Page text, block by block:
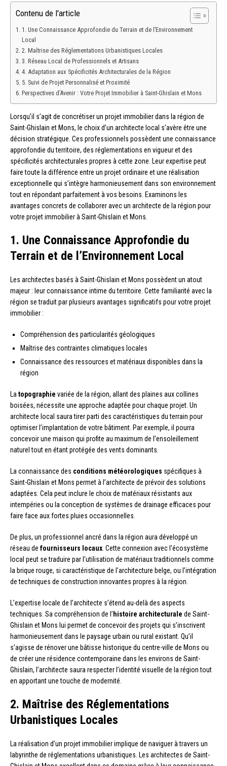
Contenu de l'article
1. Une Connaissance Approfondie du Terrain et de l’Environnement
Local
2. Maîtrise des Réglementations Urbanistiques Locales
3. Réseau Local de Professionnels et Artisans
4. Adaptation aux Spécificités Architecturales de la Région
5. Suivi de Projet Personnalisé et Proximité
Perspectives d’Avenir : Votre Projet Immobilier à Saint-Ghislain et Mons
Lorsqu’il s’agit de concrétiser un projet immobilier dans la région de
Saint-Ghislain et Mons, le choix d’un architecte local s’avère être une
décision stratégique. Ces professionnels possèdent une connaissance
approfondie du territoire, des réglementations en vigueur et des
spécificités architecturales propres à cette zone. Leur expertise peut
faire toute la différence entre un projet ordinaire et une réalisation
exceptionnelle qui s’intègre harmonieusement dans son environnement
tout en répondant parfaitement à vos besoins. Examinons les
avantages concrets de collaborer avec un architecte de la région pour
votre projet immobilier à Saint-Ghislain et Mons.
1. Une Connaissance Approfondie du
Terrain et de l’Environnement Local
Les architectes basés à Saint-Ghislain et Mons possèdent un atout
majeur : leur connaissance intime du territoire. Cette familiarité avec la
région se traduit par plusieurs avantages significatifs pour votre projet
immobilier :
Compréhension des particularités géologiques
Maîtrise des contraintes climatiques locales
Connaissance des ressources et matériaux disponibles dans la
région
La topographie variée de la région, allant des plaines aux collines
boisées, nécessite une approche adaptée pour chaque projet. Un
architecte local saura tirer parti des caractéristiques du terrain pour
optimiser l’implantation de votre bâtiment. Par exemple, il pourra
concevoir une maison qui profite au maximum de l’ensoleillement
naturel tout en étant protégée des vents dominants.
La connaissance des conditions météorologiques spécifiques à
Saint-Ghislain et Mons permet à l’architecte de prévoir des solutions
adaptées. Cela peut inclure le choix de matériaux résistants aux
intempéries ou la conception de systèmes de drainage efficaces pour
faire face aux fortes pluies occasionnelles.
De plus, un professionnel ancré dans la région aura développé un
réseau de fournisseurs locaux . Cette connexion avec l’écosystème
local peut se traduire par l’utilisation de matériaux traditionnels comme
la brique rouge, si caractéristique de l’architecture belge, ou l’intégration
de techniques de construction innovantes propres à la région.
L’expertise locale de l’architecte s’étend au-delà des aspects
techniques. Sa compréhension de l’ histoire architecturale de Saint-
Ghislain et Mons lui permet de concevoir des projets qui s’inscrivent
harmonieusement dans le paysage urbain ou rural existant. Qu’il
s’agisse de rénover une bâtisse historique du centre-ville de Mons ou
de créer une résidence contemporaine dans les environs de Saint-
Ghislain, l’architecte saura respecter l’identité visuelle de la région tout
en apportant une touche de modernité.
2. Maîtrise des Réglementations
Urbanistiques Locales
La réalisation d’un projet immobilier implique de naviguer à travers un
labyrinthe de réglementations urbanistiques. Les architectes de Saint-